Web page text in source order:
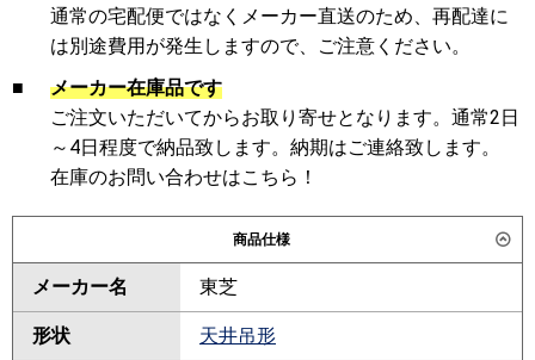
通常の宅配便ではなくメーカー直送のため、再配達に
は別途費用が発生しますので、ご注意ください。
■
メーカー在庫品です
ご注文いただいてからお取り寄せとなります。通常2日
～4日程度で納品致します。納期はご連絡致します。
在庫のお問い合わせはこちら！
商品仕様
メーカー名 東芝
形状 天井吊形